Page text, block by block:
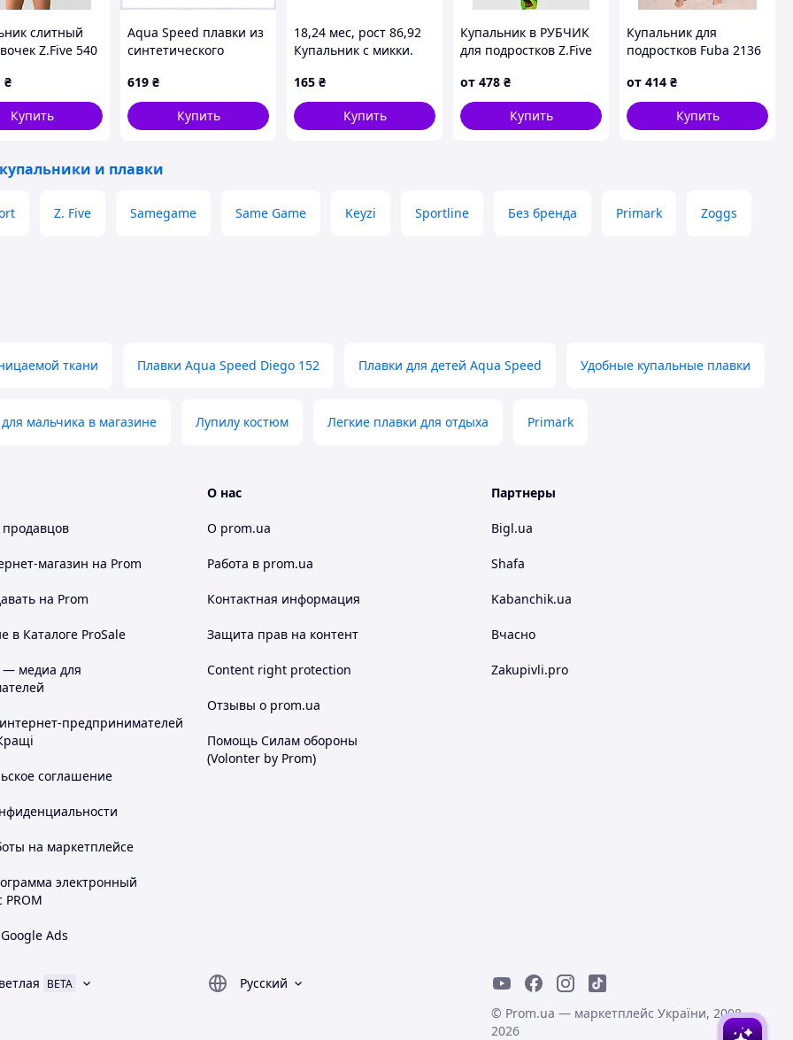
слитный
Z.Five 540
₴
Купить
Aqua Speed плавки из
синтетического
6H02132TC8
619 ₴
Купить
18,24 мес, рост 86,92
Купальник с микки.
165 ₴
Купить
Купальник в РУБЧИК
для подростков Z.Five
34 36 38 40 УКР
размеры
от 478 ₴
Купить
Купальник для
подростков Fuba 2136
40 42 УКР размеры
от 414 ₴
Купить
и плавки
Z. Five Samegame Same Game Keyzi Sportline Без бренда Primark Zoggs
ткани Плавки Aqua Speed Diego 152 Плавки для детей Aqua Speed Удобные купальные плавки
мальчика в магазине Лупилу костюм Легкие плавки для отдыха Primark
магазин на Prom
на Prom
в Каталоге ProSale
— медиа для
предпринимателей
соглашение
на маркетплейсе
электронный
PROM
Ads
О нас
О prom.ua
Работа в prom.ua
Контактная информация
Защита прав на контент
Content right protection
Отзывы о prom.ua
Помощь Силам обороны
(Volonter by Prom)
Партнеры
Bigl.ua
Shafa
Kabanchik.ua
Вчасно
Zakupivli.pro
BETA
Русский
© Prom.ua — маркетплейс України, 2008-
2026